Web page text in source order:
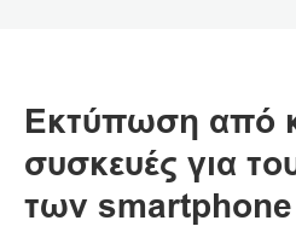
Εκτύπωση από
συσκευές για
των smartphone